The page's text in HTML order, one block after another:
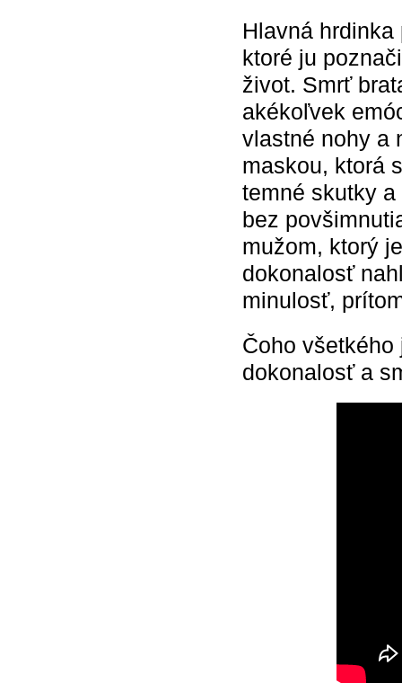
Hlavná
ktoré ju
život. Smrť
akékoľvek
vlastné nohy a
maskou, ktorá
temné skutky
bez
mužom, ktorý
dokonalosť
minulosť,
Čoho
dokonalosť a